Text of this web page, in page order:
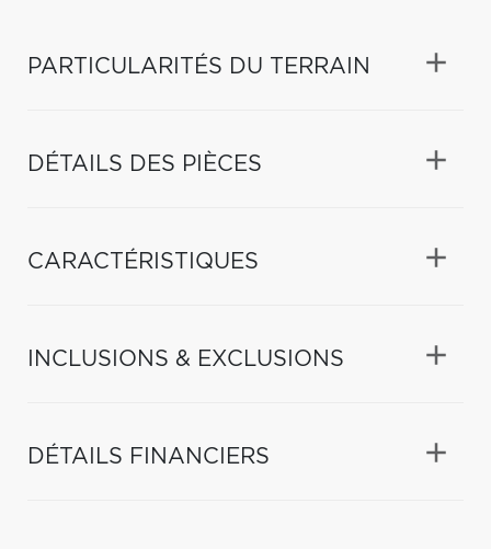
PARTICULARITÉS DU TERRAIN
DÉTAILS DES PIÈCES
CARACTÉRISTIQUES
INCLUSIONS & EXCLUSIONS
DÉTAILS FINANCIERS